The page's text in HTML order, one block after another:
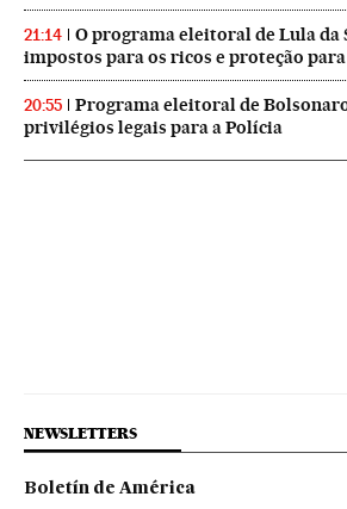
21:14
O programa eleitoral de Lula da
impostos para os ricos e proteção
20:55
Programa eleitoral de
privilégios legais para a Polícia
NEWSLETTERS
Boletín de América